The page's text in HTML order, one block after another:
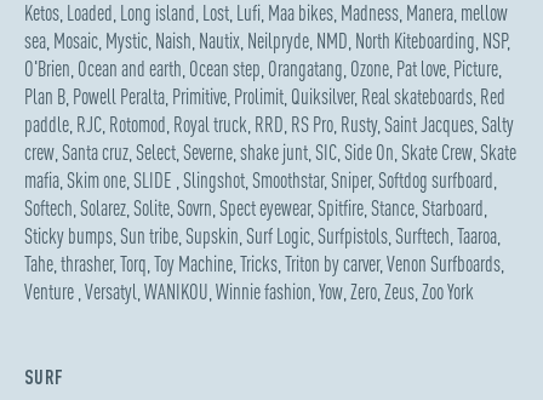
Ketos,Loaded,Long island,Lost,Lufi,Maa bikes,Madness,Manera,mellow
sea,Mosaic,Mystic,Naish,Nautix,Neilpryde,NMD,North Kiteboarding,NSP,
O'Brien,Ocean and earth,Ocean step,Orangatang,Ozone,Pat love,Picture,
Plan B,Powell Peralta,Primitive,Prolimit,Quiksilver,Real skateboards,Red
paddle,RJC,Rotomod,Royal truck,RRD,RS Pro,Rusty,Saint Jacques,Salty
crew,Santa cruz,Select,Severne,shake junt,SIC,Side On,Skate Crew,Skate
mafia,Skim one,SLIDE ,Slingshot,Smoothstar,Sniper,Softdog surfboard,
Softech,Solarez,Solite,Sovrn,Spect eyewear,Spitfire,Stance,Starboard,
Sticky bumps,Sun tribe,Supskin,Surf Logic,Surfpistols,Surftech,Taaroa,
Tahe,thrasher,Torq,Toy Machine,Tricks,Triton by carver,Venon Surfboards,
Venture,Versatyl,WANIKOU,Winnie fashion,Yow,Zero,Zeus,Zoo York
SURF